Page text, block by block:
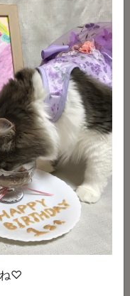
写真に一言：
ちょ、マジちょーだいって！
詳しく見る
ね♡